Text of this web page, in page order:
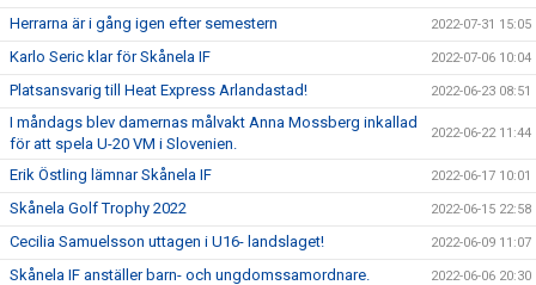
Herrarna är i gång igen efter semestern 2022-07-31 15:05
Karlo Seric klar för Skånela IF 2022-07-06 10:04
Platsansvarig till Heat Express Arlandastad! 2022-06-23 08:51
I måndags blev damernas målvakt Anna Mossberg inkallad
för att spela U-20 VM i Slovenien.
2022-06-22 11:44
Erik Östling lämnar Skånela IF 2022-06-17 10:01
Skånela Golf Trophy 2022 2022-06-15 22:58
Cecilia Samuelsson uttagen i U16- landslaget! 2022-06-09 11:07
Skånela IF anställer barn- och ungdomssamordnare. 2022-06-06 20:30